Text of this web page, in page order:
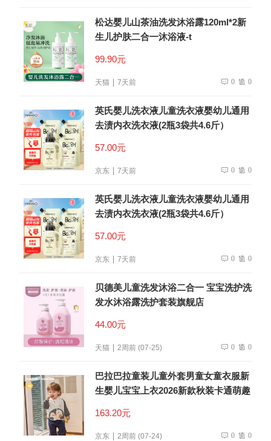
松达婴儿山茶油洗发沐浴露120ml*2新
生儿护肤二合一沐浴液-t
99.90元
天猫 7天前 0 0
英氏婴儿洗衣液儿童洗衣液婴幼儿通用
去渍内衣洗衣液(2瓶3袋共4.6斤）
57.00元
京东 7天前 0 0
英氏婴儿洗衣液儿童洗衣液婴幼儿通用
去渍内衣洗衣液(2瓶3袋共4.6斤）
57.00元
京东 7天前 0 0
贝德美儿童洗发沐浴二合一 宝宝洗护洗
发水沐浴露洗护套装旗舰店
44.00元
天猫 2周前 (07-25) 0 0
巴拉巴拉童装儿童外套男童女童衣服新
生婴儿宝宝上衣2026新款秋装卡通萌趣
163.20元
京东 2周前 (07-24) 0 0